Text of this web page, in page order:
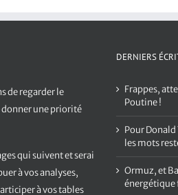
de regarder le
donner une priorité
qui suivent et serai
à vos analyses,
à vos tables
DERNIERS
Frappes,
Poutine !
Pour
les mots
Ormuz, et
énergétique